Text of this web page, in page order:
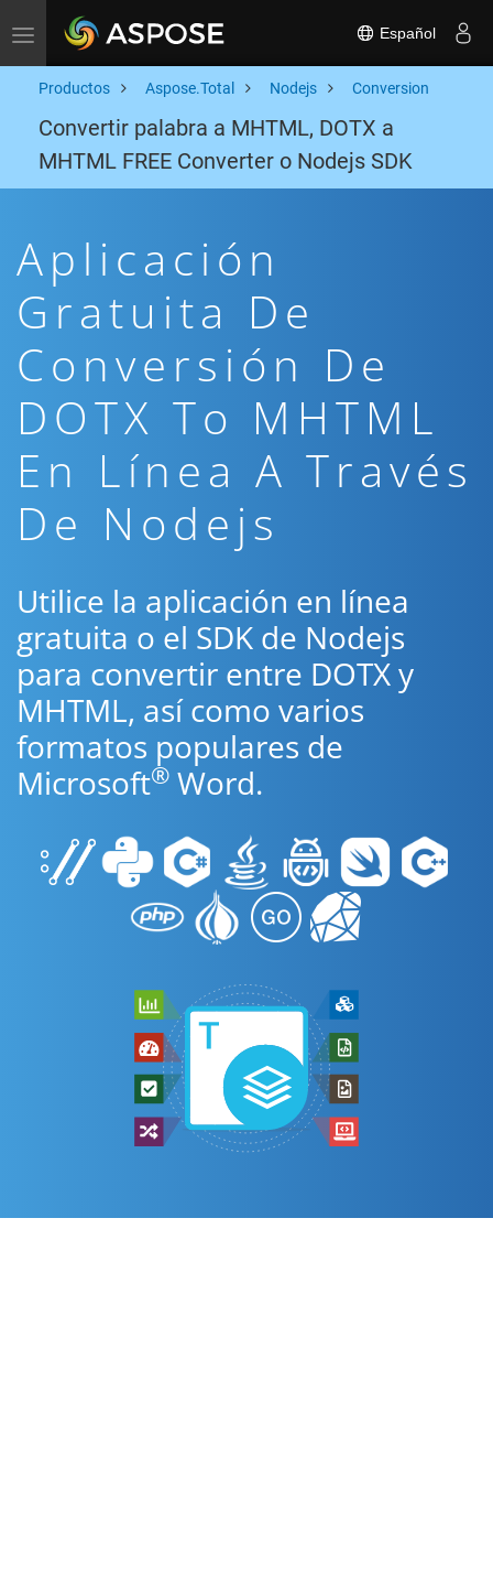
Toggle navigation Español
Productos Aspose.Total Nodejs Conversion
Convertir palabra a MHTML, DOTX a
MHTML FREE Converter o Nodejs SDK
Aplicación
Gratuita De
Conversión De
DOTX To MHTML
En Línea A Través
De Nodejs
Utilice la aplicación en línea
gratuita o el SDK de Nodejs
para convertir entre DOTX y
MHTML, así como varios
formatos populares de
Microsoft® Word.